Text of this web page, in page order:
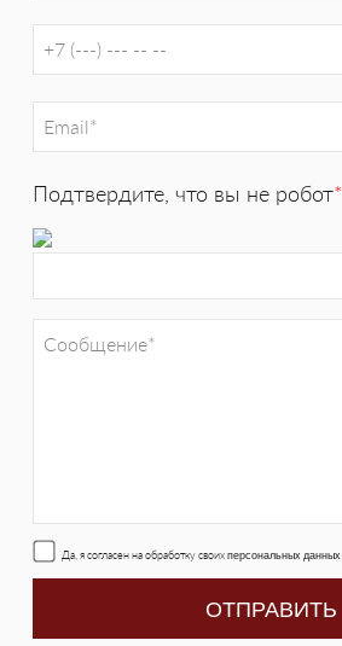
Подтвердите, что вы не робот*
Да, я согласен на обработку своихперсональных данных
ОТПРАВИТЬ